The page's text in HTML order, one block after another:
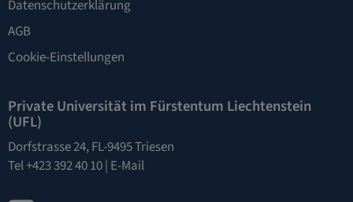
Datenschutzerklärung
AGB
Cookie-Einstellungen
Private Universität im Fürstentum Liechtenstein
(UFL)
Dorfstrasse 24, FL-9495 Triesen
Tel +423 392 40 10 | E-Mail